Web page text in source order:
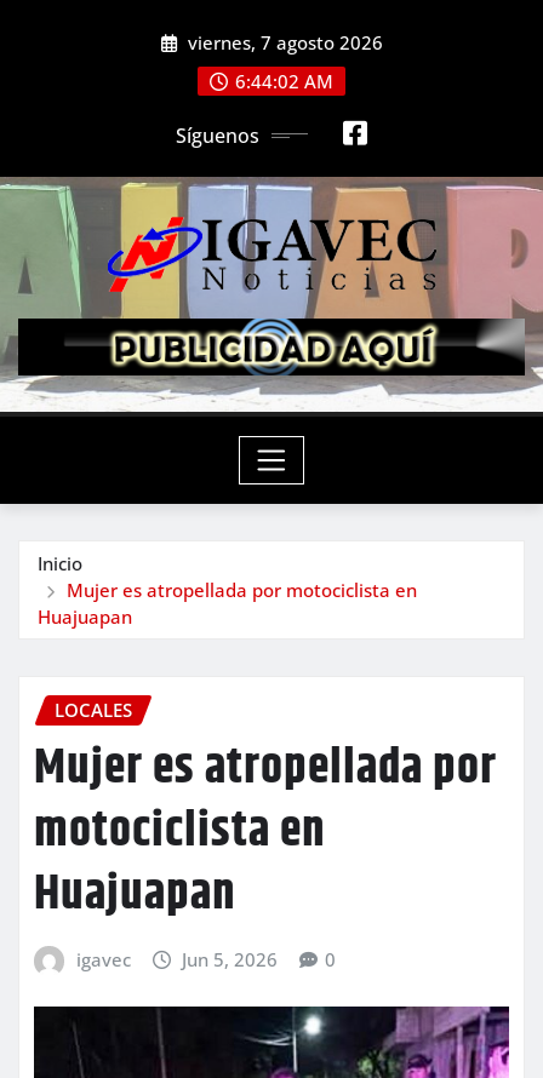
viernes, 7 agosto 2026
6:44:04 AM
Síguenos
Inicio
Mujer es atropellada por motociclista en
Huajuapan
LOCALES
Mujer es atropellada por
motociclista en
Huajuapan
igavec Jun 5, 2026 0